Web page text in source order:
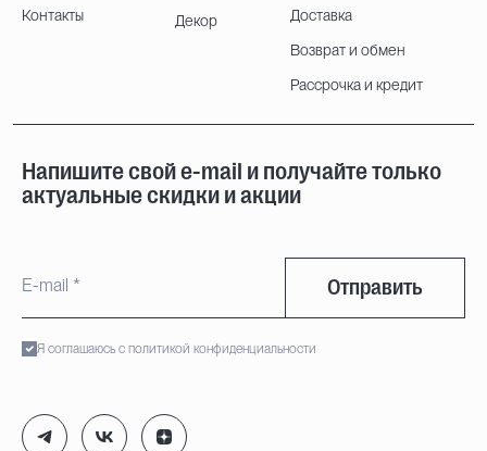
Контакты
Декор
Доставка
Возврат и обмен
Рассрочка и кредит
Напишите свой e-mail и получайте только
актуальные скидки и акции
Отправить
Я соглашаюсь с политикой конфиденциальности